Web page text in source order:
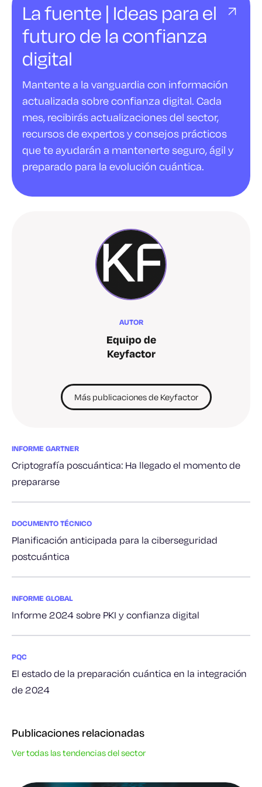
La fuente | Ideas para el
futuro de la confianza
digital
Mantente a la vanguardia con información
actualizada sobre confianza digital. Cada
mes, recibirás actualizaciones del sector,
recursos de expertos y consejos prácticos
que te ayudarán a mantenerte seguro, ágil y
preparado para la evolución cuántica.
AUTOR
Equipo de
Keyfactor
Más publicaciones de Keyfactor
INFORME GARTNER
Criptografía poscuántica: Ha llegado el momento de
prepararse
DOCUMENTO TÉCNICO
Planificación anticipada para la ciberseguridad
postcuántica
INFORME GLOBAL
Informe 2024 sobre PKI y confianza digital
PQC
El estado de la preparación cuántica en la integración
de 2024
Publicaciones relacionadas
Ver todas las tendencias del sector